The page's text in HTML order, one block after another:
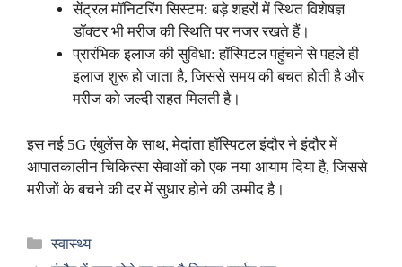
सेंट्रल मॉनिटरिंग सिस्टम: बड़े शहरों में स्थित विशेषज्ञ
डॉक्टर भी मरीज की स्थिति पर नजर रखते हैं।
प्रारंभिक इलाज की सुविधा: हॉस्पिटल पहुंचने से पहले ही
इलाज शुरू हो जाता है, जिससे समय की बचत होती है और
मरीज को जल्दी राहत मिलती है।
इस नई 5G एंबुलेंस के साथ, मेदांता हॉस्पिटल इंदौर ने इंदौर में
आपातकालीन चिकित्सा सेवाओं को एक नया आयाम दिया है, जिससे
मरीजों के बचने की दर में सुधार होने की उम्मीद है।
Categories
स्वास्थ्य